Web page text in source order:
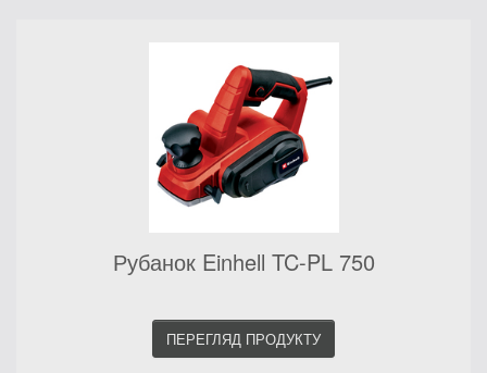
Рубанок Einhell TC-PL 750
ПЕРЕГЛЯД ПРОДУКТУ